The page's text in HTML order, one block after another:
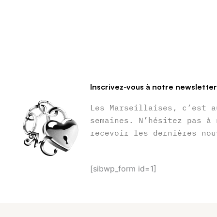
Inscrivez-vous à notre newsletter
Les Marseillaises, c’est
semaines. N’hésitez pas
recevoir les dernières
[sibwp_form id=1]